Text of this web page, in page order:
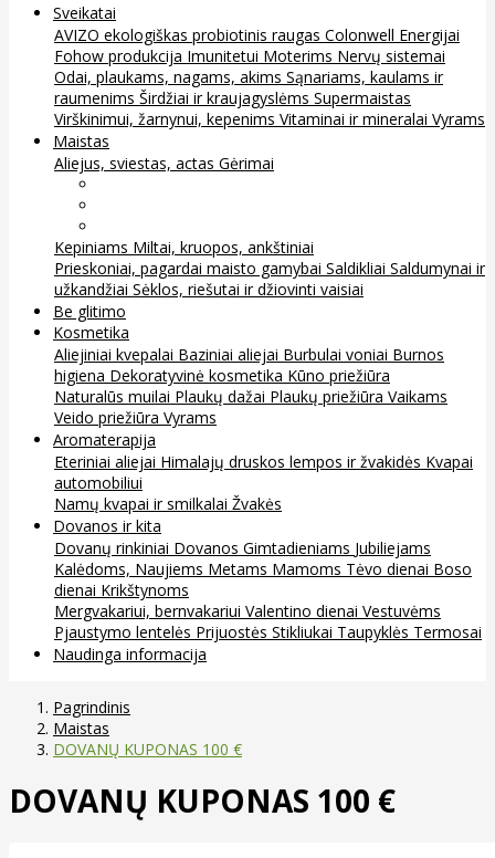
Sveikatai
AVIZO ekologiškas probiotinis raugas Colonwell Energijai
Fohow produkcija Imunitetui Moterims Nervų sistemai
Odai, plaukams, nagams, akims Sąnariams, kaulams ir
raumenims Širdžiai ir kraujagyslėms Supermaistas
Virškinimui, žarnynui, kepenims Vitaminai ir mineralai Vyrams
Maistas
Aliejus, sviestas, actas Gėrimai
Kepiniams Miltai, kruopos, ankštiniai
Prieskoniai, pagardai maisto gamybai Saldikliai Saldumynai ir
užkandžiai Sėklos, riešutai ir džiovinti vaisiai
Be glitimo
Kosmetika
Aliejiniai kvepalai Baziniai aliejai Burbulai voniai Burnos
higiena Dekoratyvinė kosmetika Kūno priežiūra
Naturalūs muilai Plaukų dažai Plaukų priežiūra Vaikams
Veido priežiūra Vyrams
Aromaterapija
Eteriniai aliejai Himalajų druskos lempos ir žvakidės Kvapai
automobiliui
Namų kvapai ir smilkalai Žvakės
Dovanos ir kita
Dovanų rinkiniai Dovanos Gimtadieniams Jubiliejams
Kalėdoms, Naujiems Metams Mamoms Tėvo dienai Boso
dienai Krikštynoms
Mergvakariui, bernvakariui Valentino dienai Vestuvėms
Pjaustymo lentelės Prijuostės Stikliukai Taupyklės Termosai
Naudinga informacija
Pagrindinis
Maistas
DOVANŲ KUPONAS 100 €
DOVANŲ KUPONAS 100 €